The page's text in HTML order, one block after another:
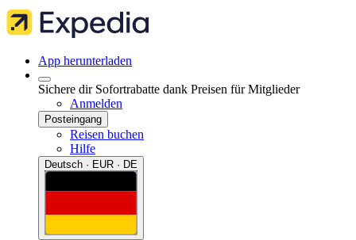
App herunterladen
Sichere dir Sofortrabatte dank Preisen für Mitglieder
Anmelden
Posteingang
Reisen buchen
Hilfe
Deutsch · EUR · DE